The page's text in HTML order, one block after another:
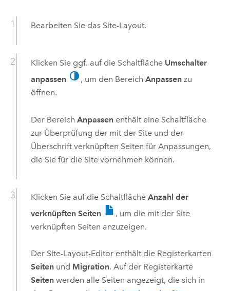
Bearbeiten Sie das Site-Layout.
Klicken Sie ggf. auf die Schaltfläche Umschalter
anpassen
, um den Bereich Anpassenzu
öffnen.
Der Bereich Anpassenenthält eine Schaltfläche
zur Überprüfung der mit der Site und der
Überschrift verknüpften Seiten für Anpassungen,
die Sie für die Site vornehmen können.
Klicken Sie auf die Schaltfläche Anzahl der
verknüpften Seiten
, um die mit der Site
verknüpften Seiten anzuzeigen.
Der Site-Layout-Editor enthält die Registerkarten
Seitenund Migration. Auf der Registerkarte
Seitenwerden alle Seiten angezeigt, die sich in